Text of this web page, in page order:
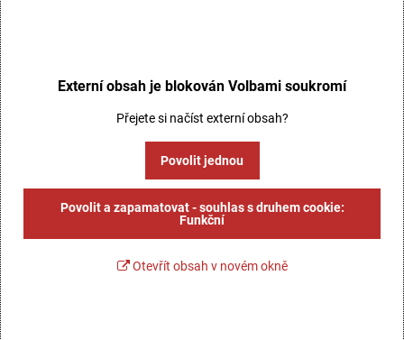
Externí obsah je blokován Volbami soukromí
Přejete si načíst externí obsah?
Povolit jednou
Povolit a zapamatovat - souhlas s druhem cookie:
Funkční
Otevřít obsah v novém okně